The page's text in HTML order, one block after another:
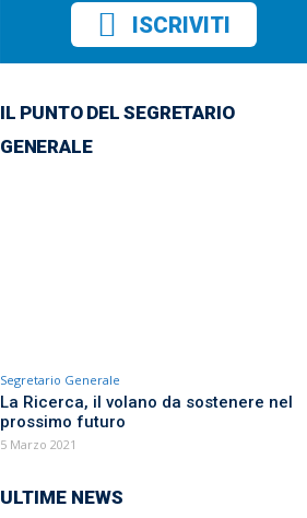
ISCRIVITI
IL PUNTO DEL SEGRETARIO
GENERALE
Segretario Generale
La Ricerca, il volano da sostenere nel
prossimo futuro
5 Marzo 2021
ULTIME NEWS